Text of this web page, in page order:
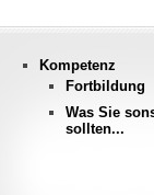
Kompetenz
Fortbildung
Was Sie
sollten...